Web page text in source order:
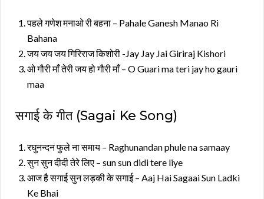
पहले गणेश मनाओ री बहना – Pahale Ganesh Manao Ri
Bahana
जय जय जय गिरिराज किशोरी -Jay Jay Jai Giriraj Kishori
ओ गौरी माँ तेरी जय हो गौरी माँ – O Guari ma teri jay ho gauri
maa
सगाई के गीत (Sagai Ke Song)
रघुनन्दन फुले ना समाय – Raghunandan phule na samaay
सुन सुन दीदी तेरे लिए – sun sun didi tere liye
आज है सगाई सुन लड़की के सगाई – Aaj Hai Sagaai Sun Ladki
Ke Bhai